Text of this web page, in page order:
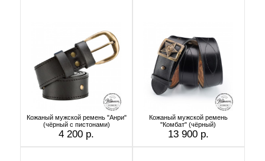
Кожаный мужской ремень "Анри"
(чёрный с пистонами)
4 200 р.
Кожаный мужской ремень
"Комбат" (чёрный)
13 900 р.